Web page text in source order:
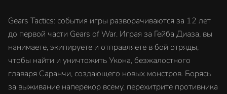
Gears Tactics: события игры разворачиваются за 12 лет
до первой части Gears of War. Играя за Гейба Диаза, вы
нанимаете, экипируете и отправляете в бой отряды,
чтобы найти и уничтожить Укона, безжалостного
главаря Саранчи, создающего новых монстров. Борясь
за выживание наперекор всему, перехитрите противника